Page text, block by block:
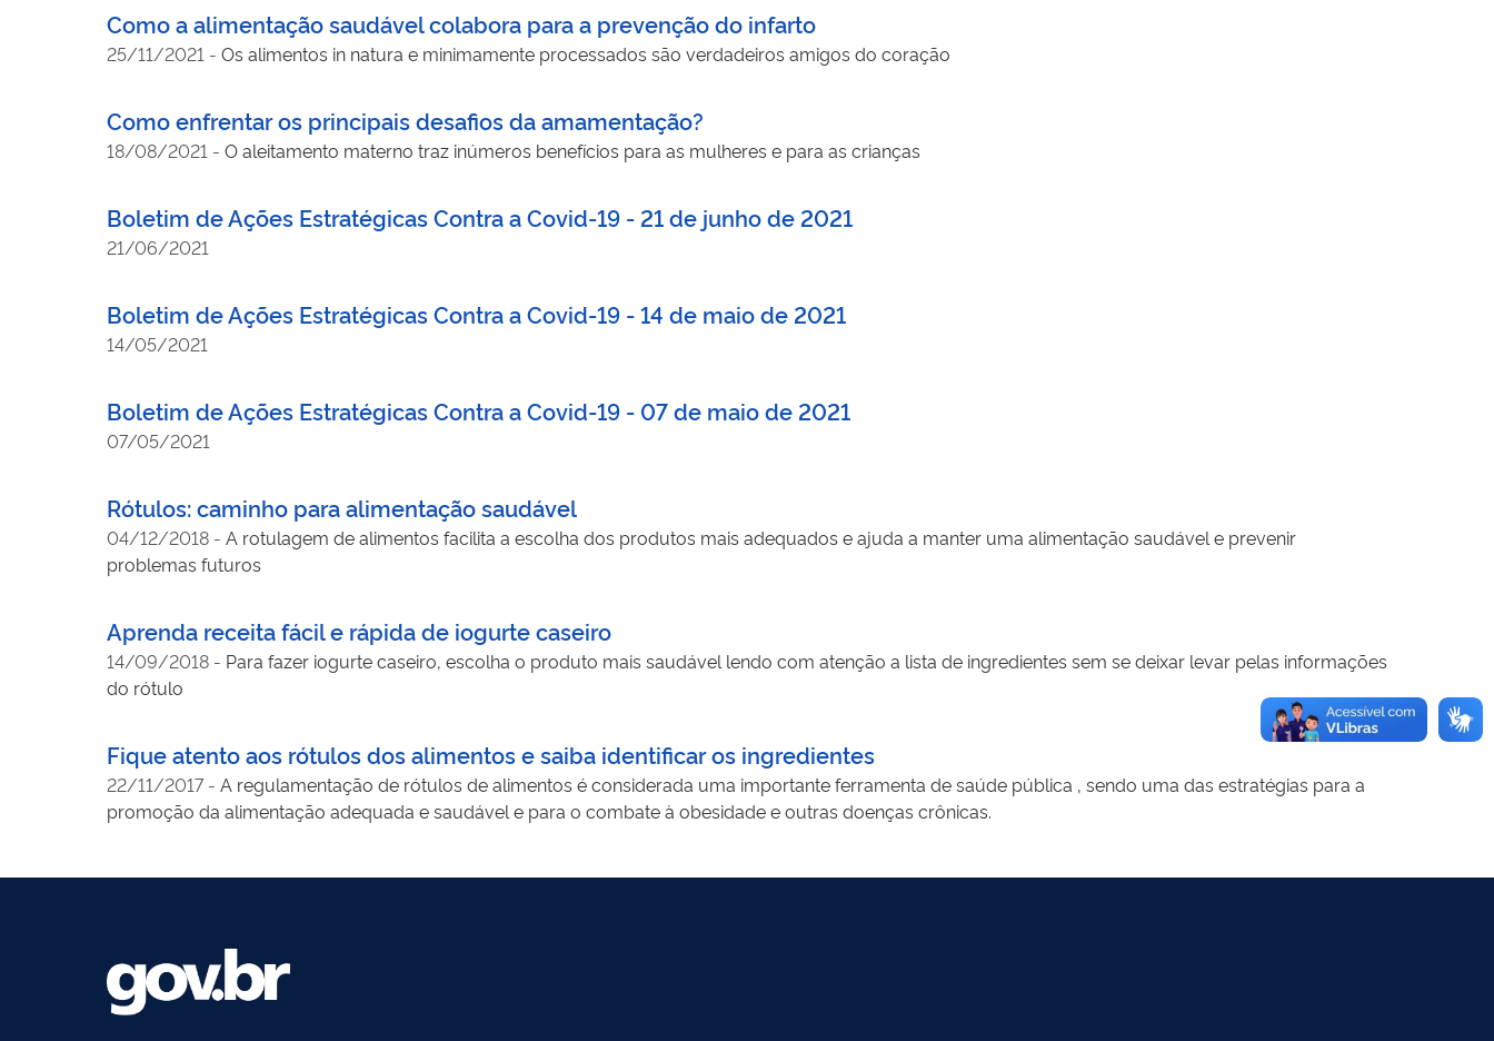
Como a alimentação saudável colabora para a prevenção do infarto
25/11/2021 - Os alimentos in natura e minimamente processados são verdadeiros amigos do coração
Como enfrentar os principais desafios da amamentação?
18/08/2021 - O aleitamento materno traz inúmeros benefícios para as mulheres e para as crianças
Boletim de Ações Estratégicas Contra a Covid-19 - 21 de junho de 2021
21/06/2021
Boletim de Ações Estratégicas Contra a Covid-19 - 14 de maio de 2021
14/05/2021
Boletim de Ações Estratégicas Contra a Covid-19 - 07 de maio de 2021
07/05/2021
Rótulos: caminho para alimentação saudável
04/12/2018 - A rotulagem de alimentos facilita a escolha dos produtos mais adequados e ajuda a manter uma alimentação saudável e prevenir
problemas futuros
Aprenda receita fácil e rápida de iogurte caseiro
14/09/2018 - Para fazer iogurte caseiro, escolha o produto mais saudável lendo com atenção a lista de ingredientes sem se deixar levar pelas informações
do rótulo
Fique atento aos rótulos dos alimentos e saiba identificar os ingredientes
22/11/2017 - A regulamentação de rótulos de alimentos é considerada uma importante ferramenta de saúde pública , sendo uma das estratégias para a
promoção da alimentação adequada e saudável e para o combate à obesidade e outras doenças crônicas.